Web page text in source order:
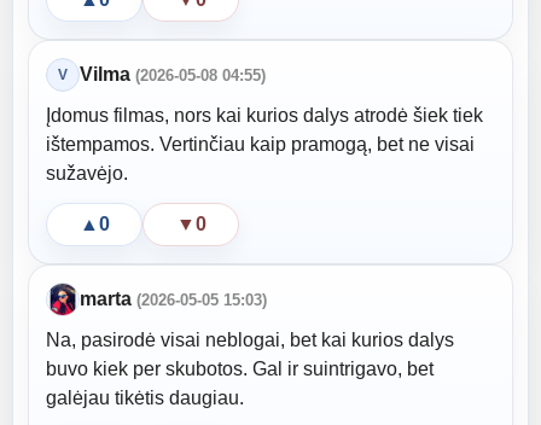
V Vilma (2026-05-08 04:55)
Įdomus filmas, nors kai kurios dalys atrodė šiek tiek
ištempamos. Vertinčiau kaip pramogą, bet ne visai
sužavėjo.
▲ 0 ▼0
marta (2026-05-05 15:03)
Na, pasirodė visai neblogai, bet kai kurios dalys
buvo kiek per skubotos. Gal ir suintrigavo, bet
galėjau tikėtis daugiau.